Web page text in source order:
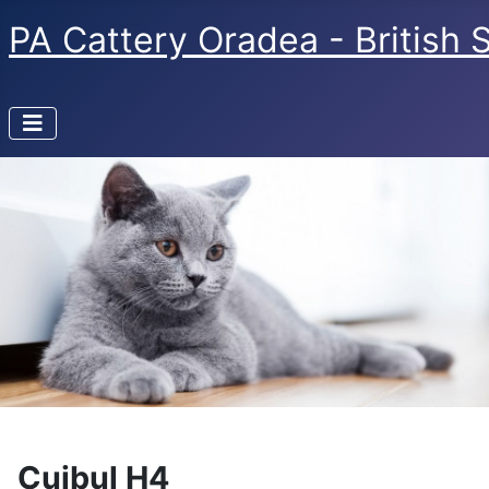
PA Cattery Oradea - British
Cuibul H4